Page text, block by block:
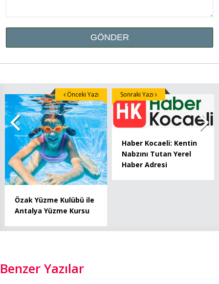
Özak Yüzme Kulübü ile
Antalya Yüzme Kursu
Önceki Yazı
Haber Kocaeli: Kentin
Nabzını Tutan Yerel
Haber Adresi
Sonraki Yazı
Benzer Yazılar